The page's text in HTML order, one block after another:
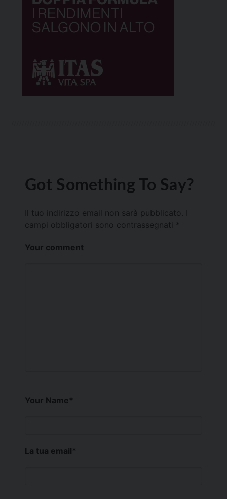
Got Something To Say?
Il tuo indirizzo email non sarà pubblicato.
campi obbligatori sono contrassegnati *
Your comment
Your Name*
La tua email*